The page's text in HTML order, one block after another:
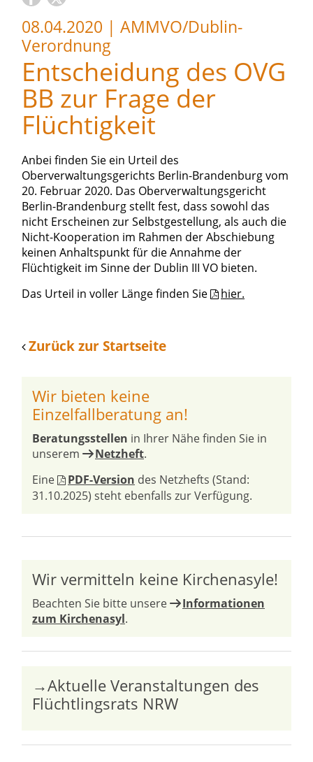
08.04.2020 | AMMVO/Dublin-
Verordnung
Entscheidung des OVG
BB zur Frage der
Flüchtigkeit
Anbei finden Sie ein Urteil des
Oberverwaltungsgerichts Berlin-Brandenburg vom
20. Februar 2020. Das Oberverwaltungsgericht
Berlin-Brandenburg stellt fest, dass sowohl das
nicht Erscheinen zur Selbstgestellung, als auch die
Nicht-Kooperation im Rahmen der Abschiebung
keinen Anhaltspunkt für die Annahme der
Flüchtigkeit im Sinne der Dublin III VO bieten.
Das Urteil in voller Länge finden Sie
hier.
Zurück zur Startseite
Wir bieten keine
Einzelfallberatung an!
Beratungsstellen in Ihrer Nähe finden Sie in
unserem
Netzheft.
Eine
PDF-Version des Netzhefts (Stand:
31.10.2025) steht ebenfalls zur Verfügung.
Wir vermitteln keine Kirchenasyle!
Beachten Sie bitte unsere
Informationen
zum Kirchenasyl.
→Aktuelle Veranstaltungen des
Flüchtlingsrats NRW